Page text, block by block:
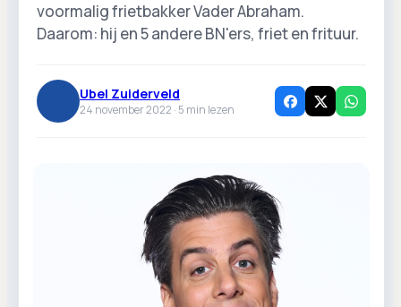
voormalig frietbakker Vader Abraham.
Daarom: hij en 5 andere BN'ers, friet en frituur.
Ubel Zuiderveld
24 november 2022 · 5 min lezen